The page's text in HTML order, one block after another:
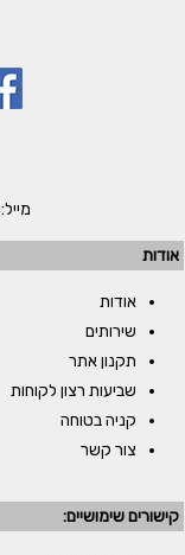
מייל:
אודות
אודות
שירותים
תקנון אתר
שביעות רצון לקוחות
קניה בטוחה
צור קשר
קישורים שימושיים: